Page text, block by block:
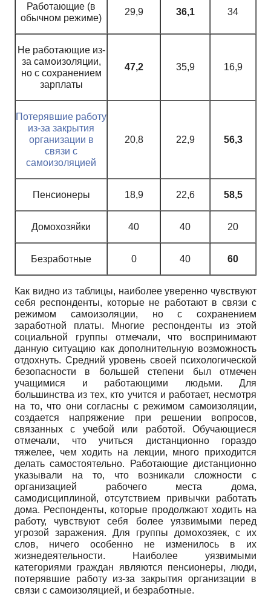
Работающие (в
обычном режиме)
29,9 36,1 34
Не работающие из-
за самоизоляции,
но с сохранением
зарплаты
47,2 35,9 16,9
Потерявшие работу
из-за закрытия
организации в
связи с
самоизоляцией
20,8 22,9 56,3
Пенсионеры 18,9 22,6 58,5
Домохозяйки 40 40 20
Безработные 0 40 60
Как видно из таблицы, наиболее уверенно чувствуют
себя респонденты, которые не работают в связи с
режимом самоизоляции, но с сохранением
заработной платы. Многие респонденты из этой
социальной группы отмечали, что воспринимают
данную ситуацию как дополнительную возможность
отдохнуть. Средний уровень своей психологической
безопасности в большей степени был отмечен
учащимися и работающими людьми. Для
большинства из тех, кто учится и работает, несмотря
на то, что они согласны с режимом самоизоляции,
создается напряжение при решении вопросов,
связанных с учебой или работой. Обучающиеся
отмечали, что учиться дистанционно гораздо
тяжелее, чем ходить на лекции, много приходится
делать самостоятельно. Работающие дистанционно
указывали на то, что возникали сложности с
организацией рабочего места дома,
самодисциплиной, отсутствием привычки работать
дома. Респонденты, которые продолжают ходить на
работу, чувствуют себя более уязвимыми перед
угрозой заражения. Для группы домохозяек, с их
слов, ничего особенно не изменилось в их
жизнедеятельности. Наиболее уязвимыми
категориями граждан являются пенсионеры, люди,
потерявшие работу из-за закрытия организации в
связи с самоизоляцией, и безработные.